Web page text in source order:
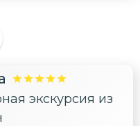
экскурсия из